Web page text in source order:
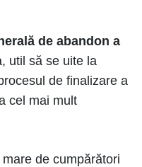
de abandon a
util să se uite la
de finalizare a
cel mai mult
de cumpărători